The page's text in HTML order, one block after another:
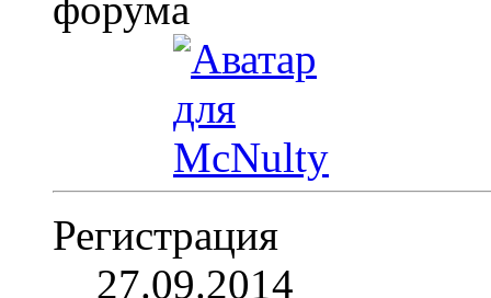
Регистрация
27.09.2014